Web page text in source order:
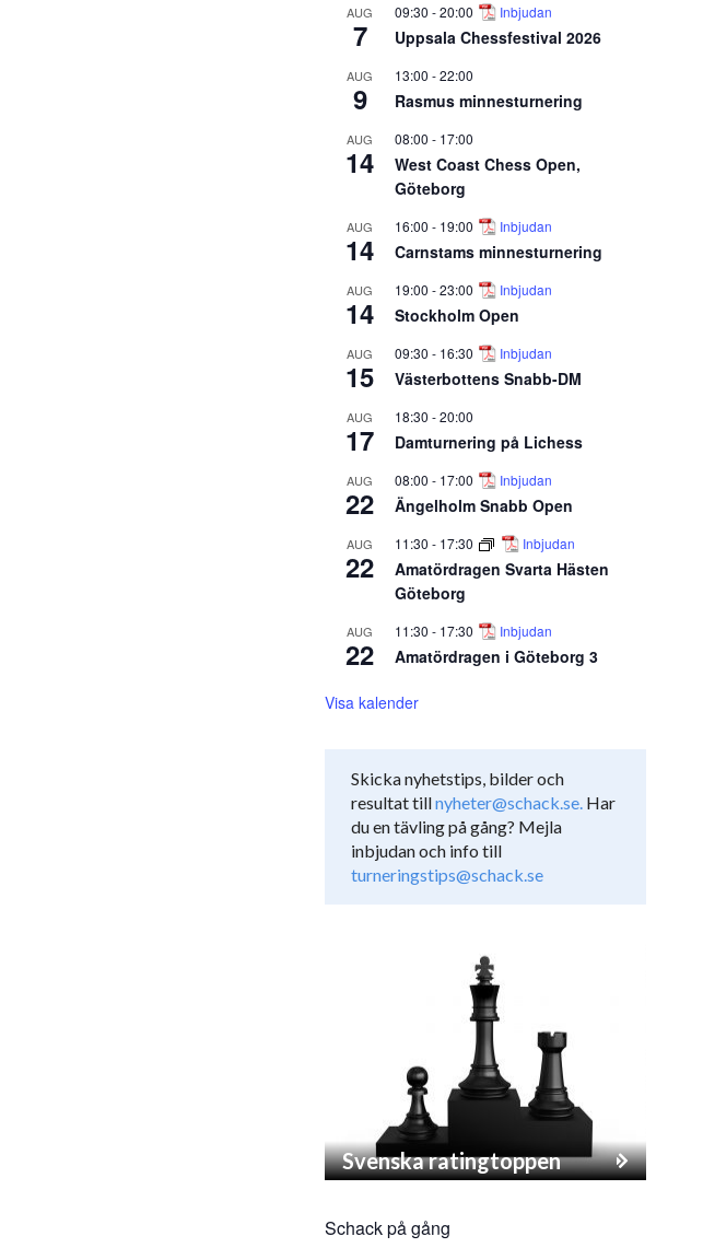
AUG
7
09:30 -20:00 Inbjudan
Uppsala Chessfestival 2026
AUG
9
13:00 -22:00
Rasmus minnesturnering
AUG
14
08:00 - 17:00
West Coast Chess Open,
Göteborg
AUG
14
16:00 - 19:00 Inbjudan
Carnstams minnesturnering
AUG
14
19:00 -23:00 Inbjudan
Stockholm Open
AUG
15
09:30 - 16:30 Inbjudan
Västerbottens Snabb-DM
AUG
17
18:30 -20:00
Damturnering på Lichess
AUG
22
08:00 - 17:00 Inbjudan
Ängelholm Snabb Open
AUG
22
11:30 - 17:30 Inbjudan
Amatördragen Svarta Hästen
Göteborg
AUG
22
11:30 - 17:30 Inbjudan
Amatördragen i Göteborg 3
Visa kalender
Skicka nyhetstips, bilder och
resultat tillnyheter@schack.se. Har
du en tävling på gång? Mejla
inbjudan och info till
turneringstips@schack.se
Svenska ratingtoppen
Schack på gång